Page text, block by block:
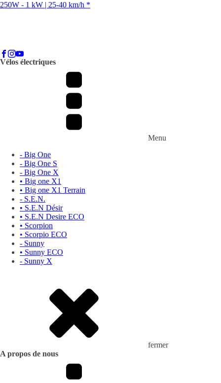
250W - 1 kW | 25-40 km/h *
Vélos électriques
Menu
- Big One
- Big One S
- Big One X
• Big one X1
• Big one X1 Terrain
- S.E.N.
• S.E.N Désir
• S.E.N Desire ECO
• Scorpion
• Scorpio ECO
- Sunny
• Sunny ECO
- Sunny X
fermer
A propos de nous